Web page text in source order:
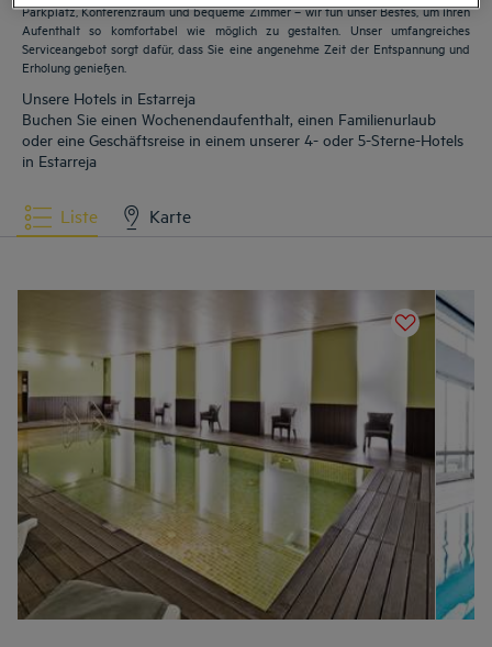
Parkplatz, Konferenzraum und bequeme Zimmer – wir tun unser Bestes, um Ihren
Aufenthalt so komfortabel wie möglich zu gestalten. Unser umfangreiches
Serviceangebot sorgt dafür, dass Sie eine angenehme Zeit der Entspannung und
Erholung genießen.
Unsere Hotels in Estarreja
Buchen Sie einen Wochenendaufenthalt, einen Familienurlaub
oder eine Geschäftsreise in einem unserer 4- oder 5-Sterne-Hotels
in Estarreja
Liste Karte